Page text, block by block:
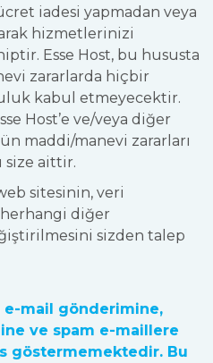
iadesi yapmadan veya
hizmetlerinizi
Esse Host, bu hususta
zararlarda hiçbir
kabul etmeyecektir.
Host’e ve/veya diğer
maddi/manevi zararları
size aittir.
sitesinin, veri
herhangi diğer
sizden talep
e-mail gönderimine,
ve spam e-maillere
göstermemektedir. Bu